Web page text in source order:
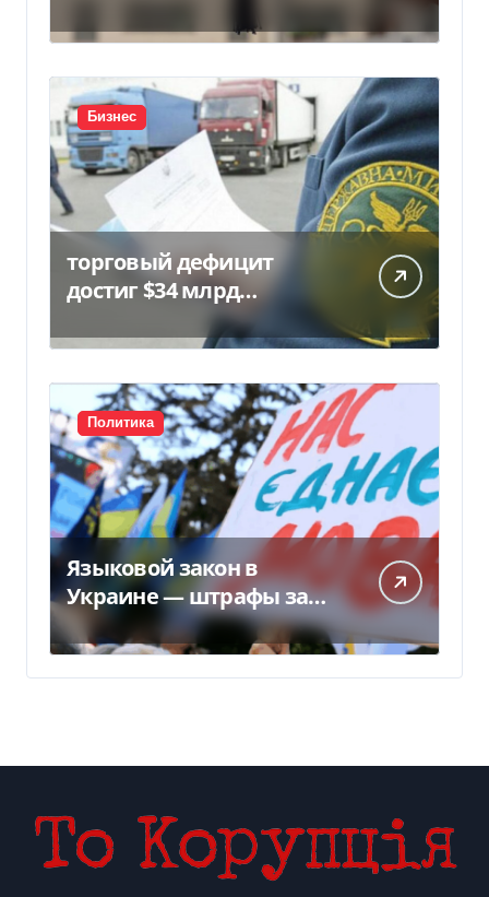
Украине
Бизнес
торговый дефицит
достиг $34 млрд…
Политика
Языковой закон в
Украине — штрафы за
нарушение вырастут до
170 тысяч